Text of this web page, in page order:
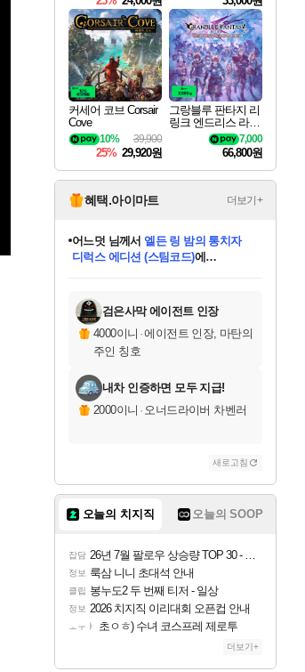
커세어 코브 Corsair
Cove
39,900
10%
25% 29,920원
그랑블루 판타지 리
링크 엔드리스 라그
나로크 Granblue Fa
ntasy Relink Endless
7,000
66,800원
혜택.아이마트 더보기+
당첨되셨습니다.
당첨되셨습니다.
어느덧 님께서엘든 링 밤의 통치자
디럭스 에디션 (스팀코드)에
당첨되셨습니다.
에디션 (스팀코드)를 교환.
당첨되셨습니다.
당첨되셨습니다.
당첨되셨습니다.
당첨되셨습니다.
검은사막 에이전트 인장
4000이니 ·에이전트 인장, 마탄의
주인 칭호
내차 인증하면 모두 지급!
2000이니 · 오너드라이버 차벤러
새로고침
오늘의 치지직 오늘의 SOOP
잡담 26년 7월 팔로우 상승량 TOP 30 - 월간 치지직
정보 룩삼 니니 초대석 안내
클립 봉누도2 두 번째 티저 - 일상
정보 2026 치지직 이리대회 오픈컵 안내
ㅗㅜㅑ 초ㅇㅎ) 수녀 코스프레 제로투
더보기+